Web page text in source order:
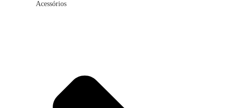
Acessórios